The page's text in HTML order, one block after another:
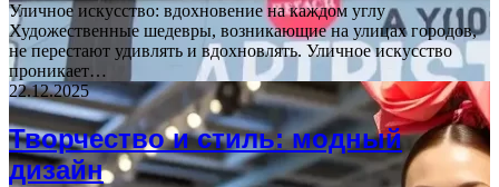
Уличное искусство: вдохновение на каждом углу
Художественные шедевры, возникающие на улицах городов,
не перестают удивлять и вдохновлять. Уличное искусство
проникает…
22.12.2025
Творчество и стиль: модный
дизайн